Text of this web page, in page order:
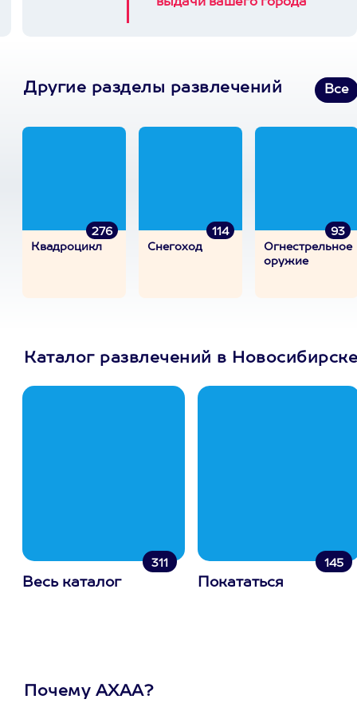
Другие разделы развлечений Все
276
Квадроцикл
114
Снегоход
93
Огнестрельное
оружие
Каталог развлечений в Новосибирске
311
Весь каталог
145
Покататься
Почему АХАА?